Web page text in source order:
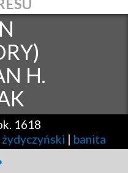
H.
1618
| banita